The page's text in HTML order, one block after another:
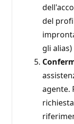
del
gli alias)
agente.